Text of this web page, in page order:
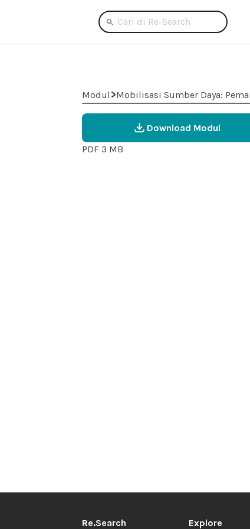
Modul>Mobilisasi Sumber Daya:
Download Modul
PDF 3 MB
Re.Search Explore